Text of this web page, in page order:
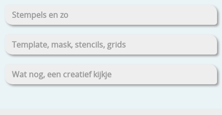
Stempels en zo
Template, mask, stencils, grids
Wat nog, een creatief kijkje